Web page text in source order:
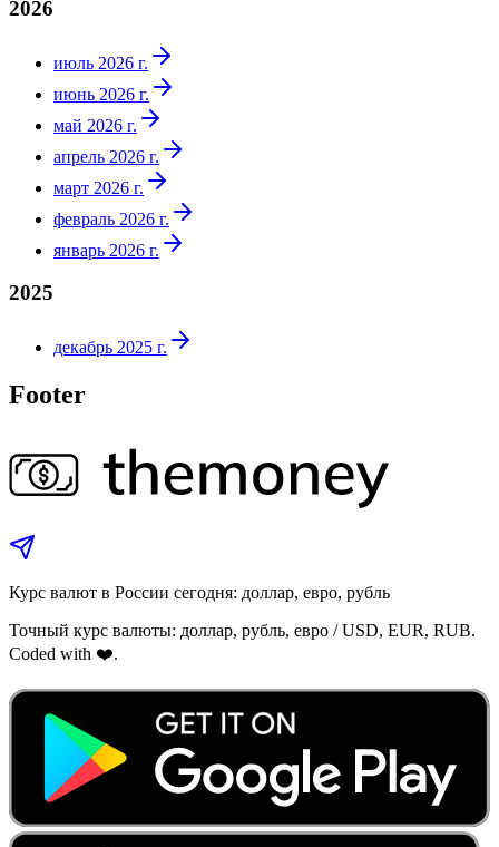
2026
июль 2026 г.
июнь 2026 г.
май 2026 г.
апрель 2026 г.
март 2026 г.
февраль 2026 г.
январь 2026 г.
2025
декабрь 2025 г.
Footer
Курс валют в России сегодня: доллар, евро, рубль
Точный курс валюты: доллар, рубль, евро / USD, EUR, RUB.
Coded with ❤️.